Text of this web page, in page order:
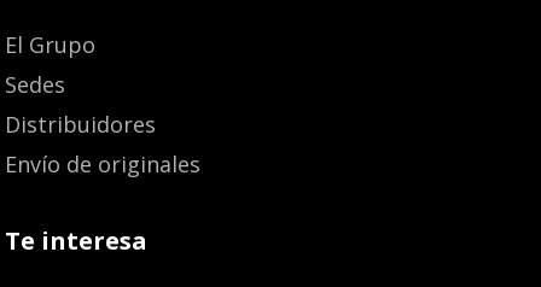
El Grupo
Sedes
Distribuidores
Envío de originales
Te interesa